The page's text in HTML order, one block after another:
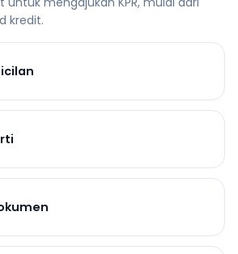
kredit.